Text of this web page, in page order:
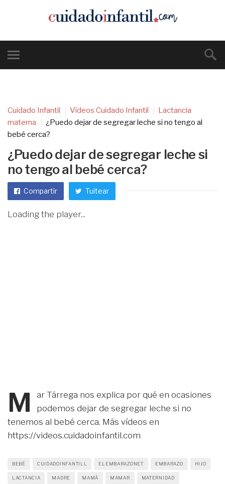
Cuidado Infantil Vídeos Cuidado Infantil
Lactancia
materna
¿Puedo dejar de segregar leche si no tengo al
bebé cerca?
¿Puedo dejar de segregar leche si
no tengo al bebé cerca?
Compartir Tuitear
Loading the player...
M
ar Tárrega nos explica por qué en ocasiones
podemos dejar de segregar leche si no
tenemos al bebé cerca. Más vídeos en
https://videos.cuidadoinfantil.com
BEBÉ CUIDADOINFANTILL ELEMBARAZONET EMBARAZO HIJO
LACTANCIA MADRE MAMÁ MAMAR MATERNIDAD